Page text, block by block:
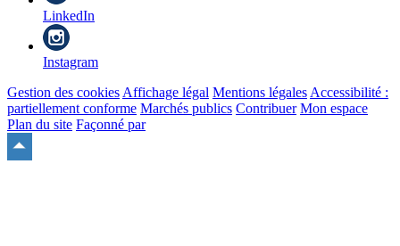
LinkedIn
Instagram
Gestion des cookies Affichage légal Mentions légales Accessibilité :
partiellement conforme Marchés publics Contribuer Mon espace
Plan du site Façonné par